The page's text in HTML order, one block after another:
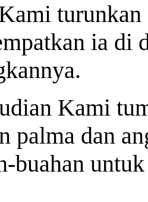
ia di
Kami
palma dan
buahan